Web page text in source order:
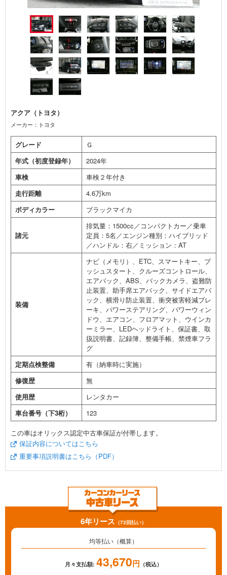
アクア（トヨタ）
メーカー：トヨタ
グレード
Ｇ
年式（初度登録年）
2024年
車検
車検２年付き
走行距離
4.6万km
ボディカラー
ブラックマイカ
諸元
排気量：1500cc／コンパクトカー／乗車
定員：5名／エンジン種別：ハイブリッド
／ハンドル：右／ミッション：AT
装備
ナビ（メモリ）、ETC、スマートキー、プ
ッシュスタート、クルーズコントロール、
エアバック、ABS、バックカメラ、盗難防
止装置、助手席エアバック、サイドエアバ
ック、横滑り防止装置、衝突被害軽減ブレ
ーキ、パワーステアリング、パワーウィン
ドウ、エアコン、フロアマット、ウインカ
ーミラー、LEDヘッドライト、保証書、取
扱説明書、記録簿、整備手帳、禁煙車フラ
グ
定期点検整備
有（納車時に実施）
修復歴
無
使用歴
レンタカー
車台番号（下3桁）
123
この車はオリックス認定中古車保証が付帯します。
保証内容についてはこちら
重要事項説明書はこちら（PDF）
6年リース （72回払い）
均等払い（概算）
月々支払額: 43,670円 （税込）